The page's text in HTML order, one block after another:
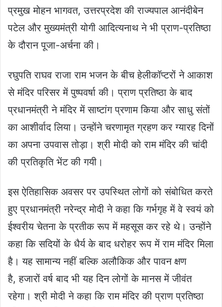
प्रमुख मोहन भागवत, उत्तरप्रदेश की राज्यपाल आनंदीबेन
पटेल और मुख्यमंत्री योगी आदित्यनाथ ने भी प्राण-प्रतिष्ठा
के दौरान पूजा-अर्चना की।
रघुपति राघव राजा राम भजन के बीच हेलीकॉप्टरों ने आकाश
से मंदिर परिसर में पुष्पवर्षा की। प्राण प्रतिष्ठा के बाद
प्रधानमंत्री ने मंदिर में साष्टांग प्रणाम किया और साधु संतों
का आशीर्वाद लिया। उन्होंने चरणामृत ग्रहण कर ग्यारह दिनों
का अपना उपवास तोड़ा। श्री मोदी को राम मंदिर की चांदी
की प्रतिकृति भेंट की गयी।
इस ऐतिहासिक अवसर पर उपस्थित लोगों को संबोधित करते
हुए प्रधानमंत्री नरेन्‍द्र मोदी ने कहा कि गर्भगृह में वे स्‍वयं को
ईश्‍वरीय चेतना के प्रतीक रूप में महसूस कर रहे थे। उन्‍होंने
कहा कि सदियों के धैर्य के बाद धरोहर रूप में राम मंदिर मिला
है। यह सामान्‍य नहीं बल्कि अलौकिक और पावन क्षण
है, हजारों वर्ष बाद भी यह दिन लोगों के मानस में जीवंत
रहेगा। श्री मोदी ने कहा कि राम मंदिर की प्राण प्रतिष्ठा